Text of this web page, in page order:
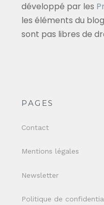
développé par les
les éléments du blog
sont pas libres de
PAGES
Contact
Mentions légales
Newsletter
Politique de